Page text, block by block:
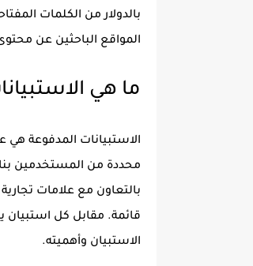
بالدولار من الكلمات
المواقع الباحثين عن
ما هي
الاستبيانات المدفوعة
محددة من المستخدمين
بالتعاون مع علامات
قائمة. مقابل كل
الاستبيان وأهميته.